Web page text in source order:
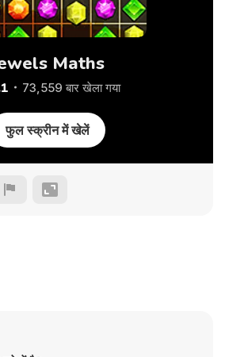
Maths
73,559 बार खेला गया
फुल स्क्रीन में खेलें